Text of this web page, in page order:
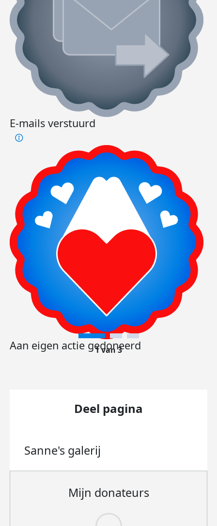
E-mails verstuurd
Aan eigen actie gedoneerd
1 van 3
Deel pagina
Sanne's galerij
Mijn donateurs